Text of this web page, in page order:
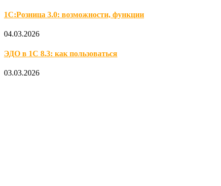
1С:Розница 3.0: возможности, функции
04.03.2026
ЭДО в 1С 8.3: как пользоваться
03.03.2026